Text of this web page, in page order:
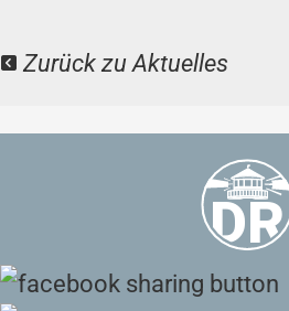
Zurück zu Aktuelles